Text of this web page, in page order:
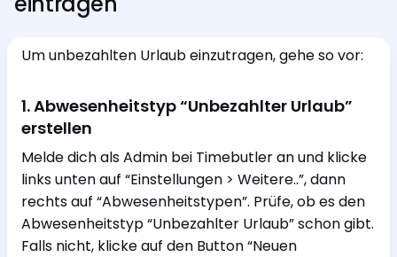
Um unbezahlten Urlaub einzutragen, gehe so vor:
1. Abwesenheitstyp “Unbezahlter Urlaub”
erstellen
Melde dich als Admin bei Timebutler an und klicke
links unten auf “Einstellungen > Weitere..”, dann
rechts auf “Abwesenheitstypen”. Prüfe, ob es den
Abwesenheitstyp “Unbezahlter Urlaub” schon gibt.
Falls nicht, klicke auf den Button “Neuen